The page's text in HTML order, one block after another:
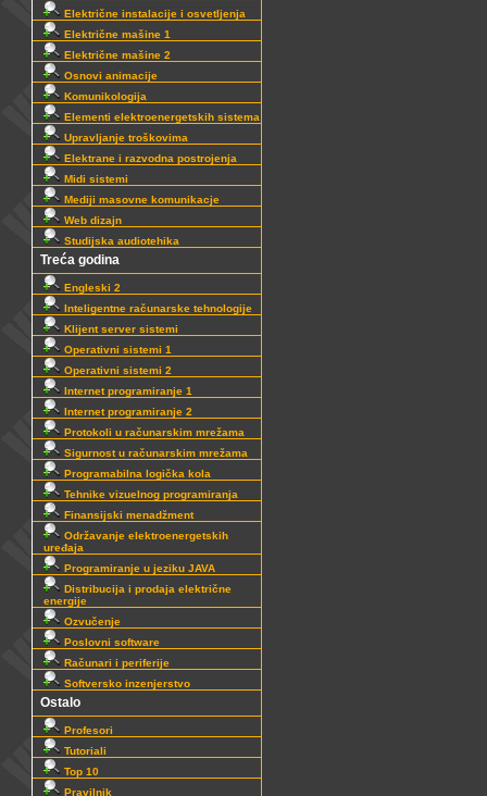
Električne instalacije i osvetljenja
Električne mašine 1
Električne mašine 2
Osnovi animacije
Komunikologija
Elementi elektroenergetskih sistema
Upravljanje troškovima
Elektrane i razvodna postrojenja
Midi sistemi
Mediji masovne komunikacje
Web dizajn
Studijska audiotehika
Treća godina
Engleski 2
Inteligentne računarske tehnologije
Klijent server sistemi
Operativni sistemi 1
Operativni sistemi 2
Internet programiranje 1
Internet programiranje 2
Protokoli u računarskim mrežama
Sigurnost u računarskim mrežama
Programabilna logička kola
Tehnike vizuelnog programiranja
Finansijski menadžment
Održavanje elektroenergetskih
uređaja
Programiranje u jeziku JAVA
Distribucija i prodaja električne
energije
Ozvučenje
Poslovni software
Računari i periferije
Softversko inzenjerstvo
Ostalo
Profesori
Tutoriali
Top 10
Pravilnik